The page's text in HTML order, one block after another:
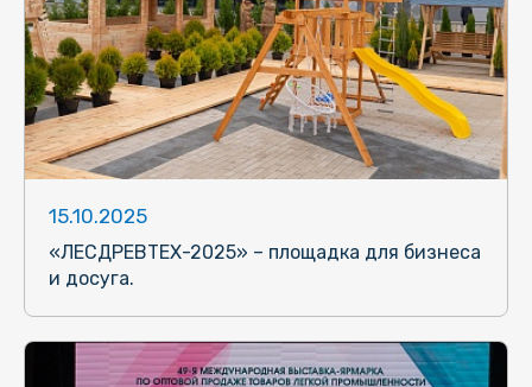
15.10.2025
«ЛЕСДРЕВТЕХ-2025» – площадка для бизнеса
и досуга.